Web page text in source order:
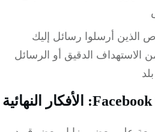
الذين أرسلوا رسائل إليك
الدقيق أو الرسائل